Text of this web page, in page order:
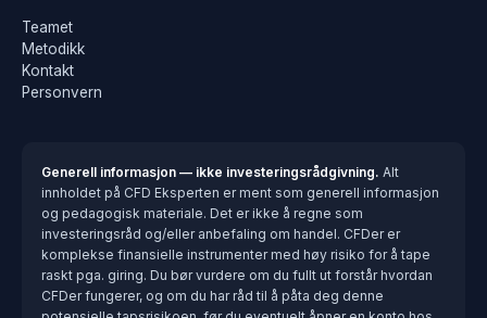
Teamet
Metodikk
Kontakt
Personvern
Generell informasjon — ikke investeringsrådgivning. Alt
innholdet på CFD Eksperten er ment som generell informasjon
og pedagogisk materiale. Det er ikke å regne som
investeringsråd og/eller anbefaling om handel. CFDer er
komplekse finansielle instrumenter med høy risiko for å tape
raskt pga. giring. Du bør vurdere om du fullt ut forstår hvordan
CFDer fungerer, og om du har råd til å påta deg denne